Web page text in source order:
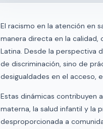
El racismo en la atención en
manera directa en la calidad,
Latina. Desde la perspectiva
de discriminación, sino de
desigualdades en el acceso,
Estas dinámicas contribuyen
materna, la salud infantil y la
desproporcionada a